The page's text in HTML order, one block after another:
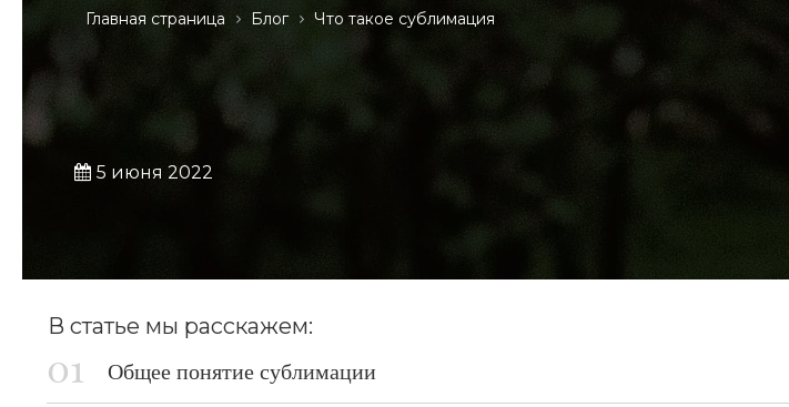
Главная страница Блог Что такое сублимация
5 июня 2022
В статье мы расскажем:
Общее понятие сублимации